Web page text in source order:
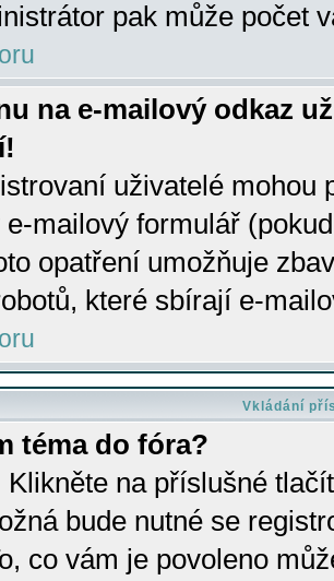
pak může počet
na e-mailový odkaz
uživatelé mohou
e-mailový formulář
opatření umožňuje
které sbírají e-
Vkládání
téma do fóra?
Klikněte na příslušné
bude nutné se
co vám je povoleno